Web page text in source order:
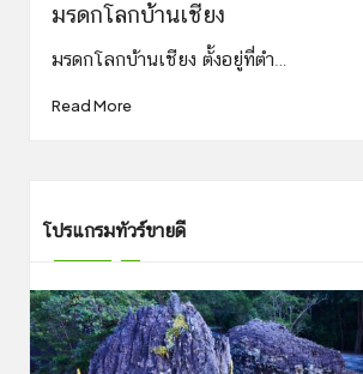
มรดกโลกบ้านเชียง
มรดกโลกบ้านเชียง ตั้งอยู่ที่ตำ…
Read More
โปรแกรมทัวร์ขายดี